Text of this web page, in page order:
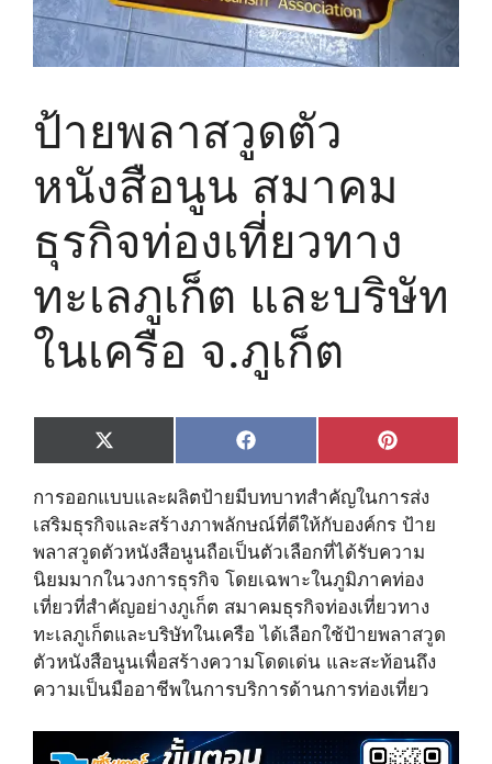
ป้ายพลาสวูดตัว
หนังสือนูน สมาคม
ธุรกิจท่องเที่ยวทาง
ทะเลภูเก็ต และบริษัท
ในเครือ จ.ภูเก็ต
Share
on
X
(
w
i
t
t
e
r
)
Share
on
F
a
e
b
o
o
k
Share
on
P
i
t
e
e
s
t
การออกแบบและผลิตป้ายมีบทบาทสำคัญในการส่ง
เสริมธุรกิจและสร้างภาพลักษณ์ที่ดีให้กับองค์กร ป้าย
พลาสวูดตัวหนังสือนูนถือเป็นตัวเลือกที่ได้รับความ
นิยมมากในวงการธุรกิจ โดยเฉพาะในภูมิภาคท่อง
เที่ยวที่สำคัญอย่างภูเก็ต สมาคมธุรกิจท่องเที่ยวทาง
ทะเลภูเก็ตและบริษัทในเครือ ได้เลือกใช้ป้ายพลาสวูด
ตัวหนังสือนูนเพื่อสร้างความโดดเด่น และสะท้อนถึง
ความเป็นมืออาชีพในการบริการด้านการท่องเที่ยว